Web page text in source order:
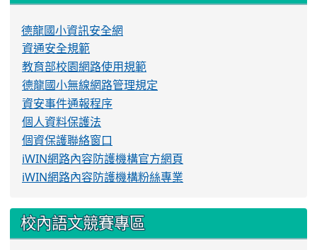
德龍國小資訊安全網
資通安全規範
教育部校園網路使用規範
德龍國小無線網路管理規定
資安事件通報程序
個人資料保護法
個資保護聯絡窗口
iWIN網路內容防護機構官方網頁
iWIN網路內容防護機構粉絲專業
校內語文競賽專區